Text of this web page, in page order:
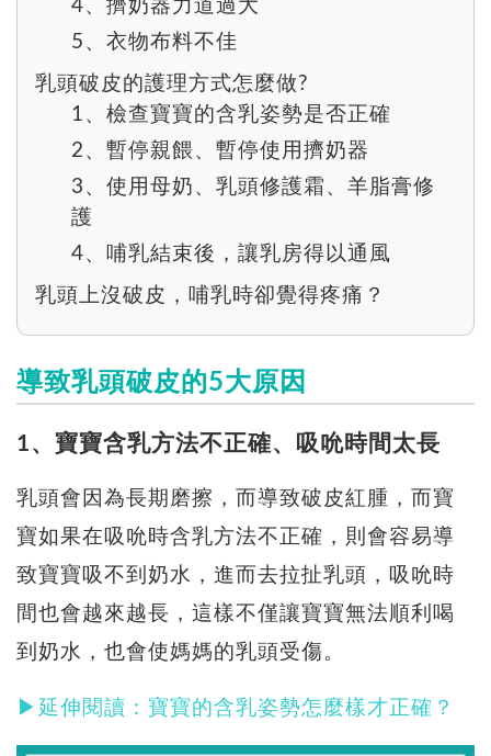
4、擠奶器力道過大
5、衣物布料不佳
乳頭破皮的護理方式怎麼做?
1、檢查寶寶的含乳姿勢是否正確
2、暫停親餵、暫停使用擠奶器
3、使用母奶、乳頭修護霜、羊脂膏修
護
4、哺乳結束後，讓乳房得以通風
乳頭上沒破皮，哺乳時卻覺得疼痛？
導致乳頭破皮的5大原因
1、寶寶含乳方法不正確、吸吮時間太長
乳頭會因為長期磨擦，而導致破皮紅腫，而寶
寶如果在吸吮時含乳方法不正確，則會容易導
致寶寶吸不到奶水，進而去拉扯乳頭，吸吮時
間也會越來越長，這樣不僅讓寶寶無法順利喝
到奶水，也會使媽媽的乳頭受傷。
▶延伸閱讀：寶寶的含乳姿勢怎麼樣才正確？